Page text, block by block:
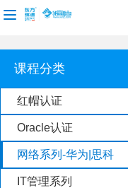
课程分类
红帽认证
Oracle认证
网络系列-华为|思科
IT管理系列